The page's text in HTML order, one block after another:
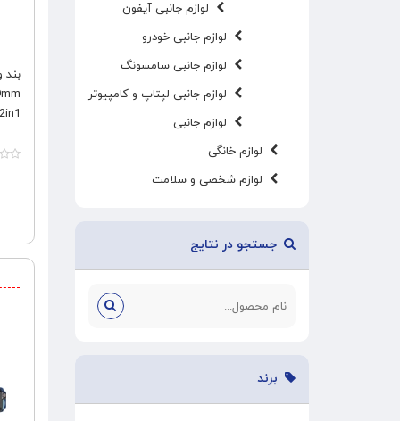
لوازم جانبی آیفون
لوازم جانبی خودرو
لوازم جانبی سامسونگ
لوازم جانبی لپتاپ و کامپیوتر
لوازم جانبی
لوازم خانگی
لوازم شخصی و سلامت
جستجو در نتایج
برند
بند